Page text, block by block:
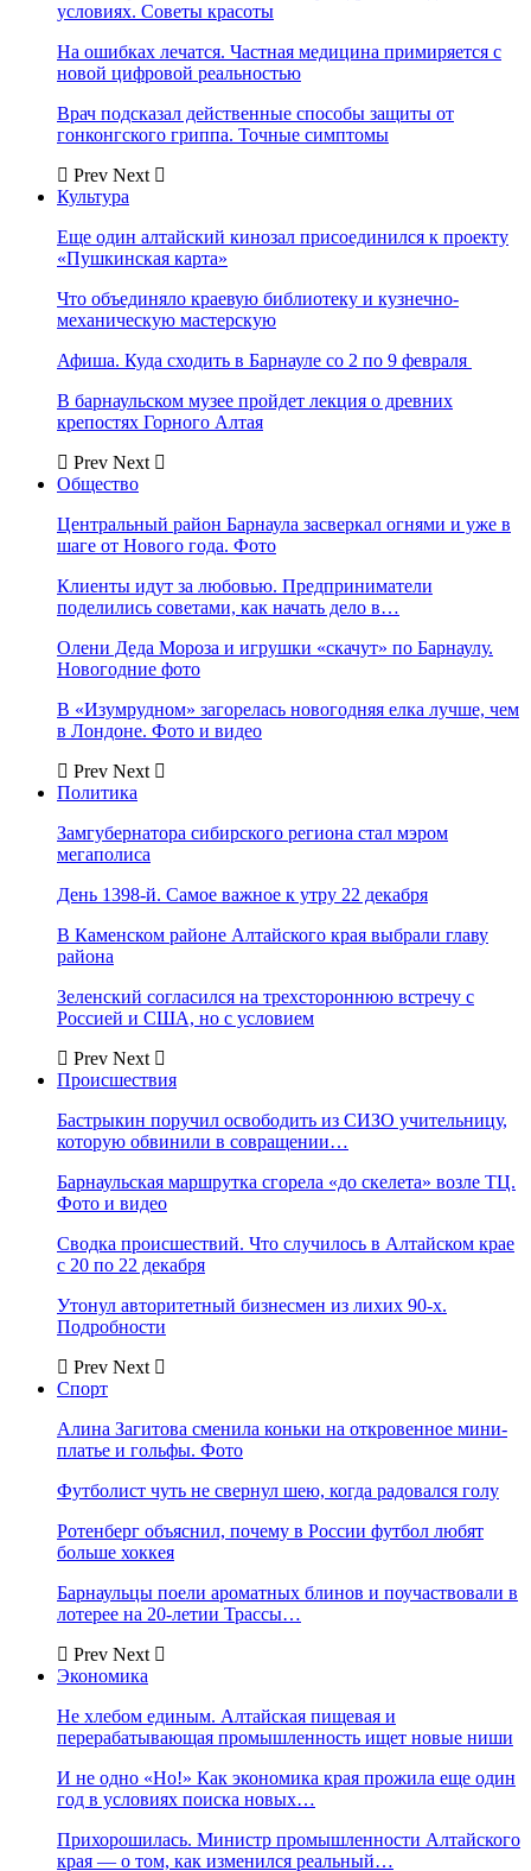
условиях. Советы красоты
На ошибках лечатся. Частная медицина примиряется с
новой цифровой реальностью
Врач подсказал действенные способы защиты от
гонконгского гриппа. Точные симптомы
Prev Next
Культура
Еще один алтайский кинозал присоединился к проекту
«Пушкинская карта»
Что объединяло краевую библиотеку и кузнечно-
механическую мастерскую
Афиша. Куда сходить в Барнауле со 2 по 9 февраля
В барнаульском музее пройдет лекция о древних
крепостях Горного Алтая
Prev Next
Общество
Центральный район Барнаула засверкал огнями и уже в
шаге от Нового года. Фото
Клиенты идут за любовью. Предприниматели
поделились советами, как начать дело в…
Олени Деда Мороза и игрушки «скачут» по Барнаулу.
Новогодние фото
В «Изумрудном» загорелась новогодняя елка лучше, чем
в Лондоне. Фото и видео
Prev Next
Политика
Замгубернатора сибирского региона стал мэром
мегаполиса
День 1398-й. Самое важное к утру 22 декабря
В Каменском районе Алтайского края выбрали главу
района
Зеленский согласился на трехстороннюю встречу с
Россией и США, но с условием
Prev Next
Происшествия
Бастрыкин поручил освободить из СИЗО учительницу,
которую обвинили в совращении…
Барнаульская маршрутка сгорела «до скелета» возле ТЦ.
Фото и видео
Сводка происшествий. Что случилось в Алтайском крае
с 20 по 22 декабря
Утонул авторитетный бизнесмен из лихих 90-х.
Подробности
Prev Next
Спорт
Алина Загитова сменила коньки на откровенное мини-
платье и гольфы. Фото
Футболист чуть не свернул шею, когда радовался голу
Ротенберг объяснил, почему в России футбол любят
больше хоккея
Барнаульцы поели ароматных блинов и поучаствовали в
лотерее на 20-летии Трассы…
Prev Next
Экономика
Не хлебом единым. Алтайская пищевая и
перерабатывающая промышленность ищет новые ниши
И не одно «Но!» Как экономика края прожила еще один
год в условиях поиска новых…
Прихорошилась. Министр промышленности Алтайского
края — о том, как изменился реальный…